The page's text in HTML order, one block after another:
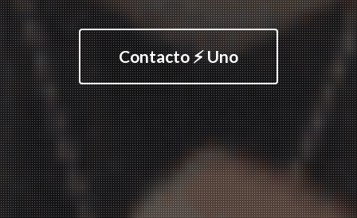
Contacto ⚡ Uno